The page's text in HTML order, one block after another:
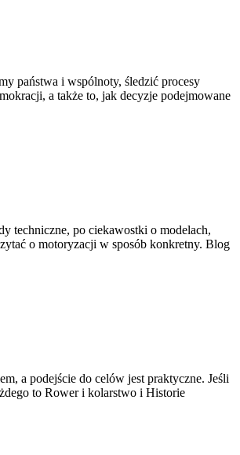
państwa i wspólnoty, śledzić procesy
a także to, jak decyzje podejmowane
techniczne, po ciekawostki o modelach,
o motoryzacji w sposób konkretny. Blog
a podejście do celów jest praktyczne. Jeśli
to Rower i kolarstwo i Historie